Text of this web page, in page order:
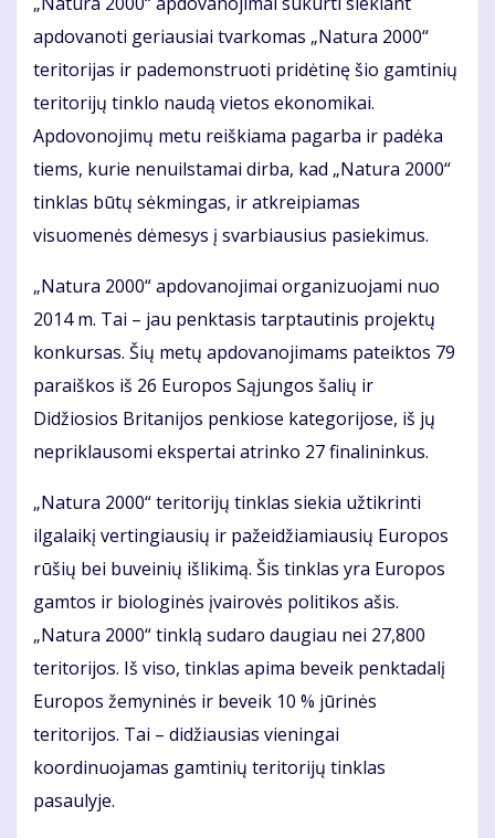
apdovanoti geriausiai tvarkomas „Natura 2000“
teritorijas ir pademonstruoti pridėtinę šio gamtinių
teritorijų tinklo naudą vietos ekonomikai.
Apdovonojimų metu reiškiama pagarba ir padėka
tiems, kurie nenuilstamai dirba, kad „Natura 2000“
tinklas būtų sėkmingas, ir atkreipiamas
visuomenės dėmesys į svarbiausius pasiekimus.
„Natura 2000“ apdovanojimai organizuojami nuo
2014 m. Tai – jau penktasis tarptautinis projektų
konkursas. Šių metų apdovanojimams pateiktos 79
paraiškos iš 26 Europos Sąjungos šalių ir
Didžiosios Britanijos penkiose kategorijose, iš jų
nepriklausomi ekspertai atrinko 27 finalininkus.
„Natura 2000“ teritorijų tinklas siekia užtikrinti
ilgalaikį vertingiausių ir pažeidžiamiausių Europos
rūšių bei buveinių išlikimą. Šis tinklas yra Europos
gamtos ir biologinės įvairovės politikos ašis.
„Natura 2000“ tinklą sudaro daugiau nei 27,800
teritorijos. Iš viso, tinklas apima beveik penktadalį
Europos žemyninės ir beveik 10 % jūrinės
teritorijos. Tai – didžiausias vieningai
koordinuojamas gamtinių teritorijų tinklas
pasaulyje.